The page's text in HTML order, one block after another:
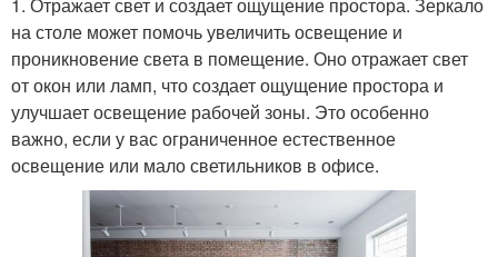
на столе может помочь увеличить освещение и
проникновение света в помещение. Оно отражает свет
от окон или ламп, что создает ощущение простора и
улучшает освещение рабочей зоны. Это особенно
важно, если у вас ограниченное естественное
освещение или мало светильников в офисе.